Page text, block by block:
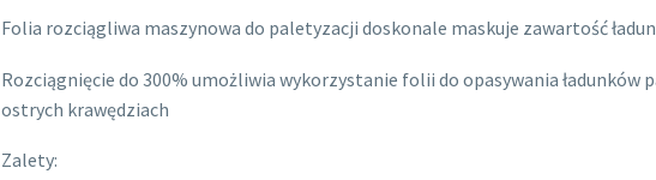
Folia rozciągliwa maszynowa do paletyzacji doskonale maskuje zawartość
Rozciągnięcie do 300% umożliwia wykorzystanie folii do opasywania ładunków
ostrych krawędziach
Zalety: